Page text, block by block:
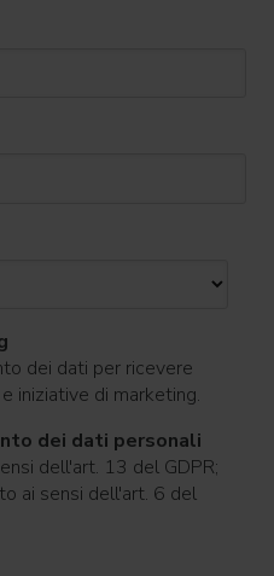
dei dati per ricevere
iniziative di marketing.
dei dati personali
dell'art. 13 del GDPR;
ai sensi dell'art. 6 del